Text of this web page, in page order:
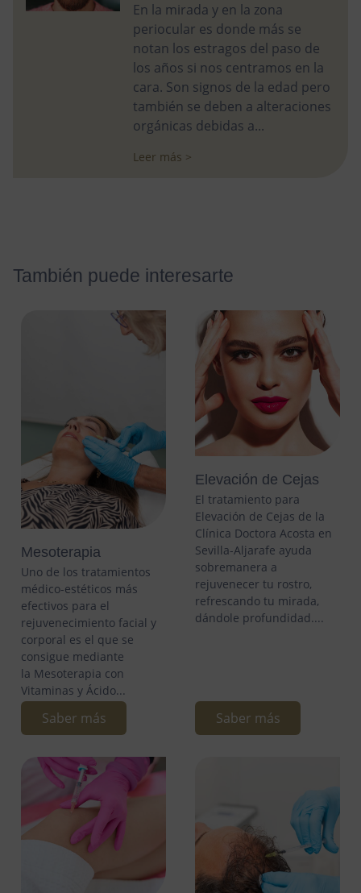
En la mirada y en la zona
periocular es donde más se
notan los estragos del paso de
los años si nos centramos en la
cara. Son signos de la edad pero
también se deben a alteraciones
orgánicas debidas a...
Leer más >
También puede interesarte
Mesoterapia
Uno de los tratamientos
médico-estéticos más
efectivos para el
rejuvenecimiento facial y
corporal es el que se
consigue mediante
la Mesoterapia con
Vitaminas y Ácido...
Saber más
Elevación de Cejas
El tratamiento para
Elevación de Cejas de la
Clínica Doctora Acosta en
Sevilla-Aljarafe ayuda
sobremanera a
rejuvenecer tu rostro,
refrescando tu mirada,
dándole profundidad....
Saber más